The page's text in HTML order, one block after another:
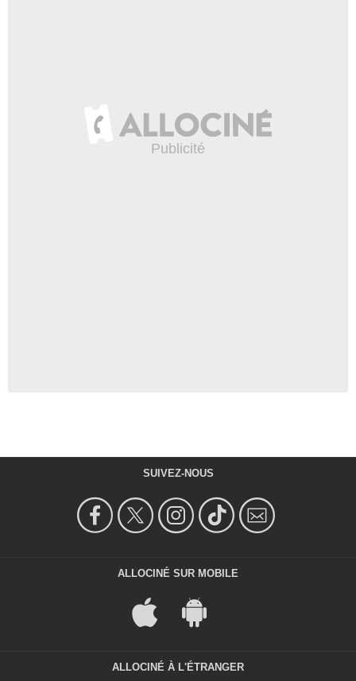
SUIVEZ-NOUS
ALLOCINÉ SUR MOBILE
ALLOCINÉ À L'ÉTRANGER